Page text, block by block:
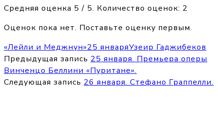
Средняя оценка 5 / 5. Количество оценок: 2
Оценок пока нет. Поставьте оценку первым.
«Лейли и Меджнун»25 январяУзеир Гаджибеков
Предыдущая запись 25 января. Премьера оперы
Винченцо Беллини «Пуритане».
Следующая запись 26 января. Стефано Граппелли.